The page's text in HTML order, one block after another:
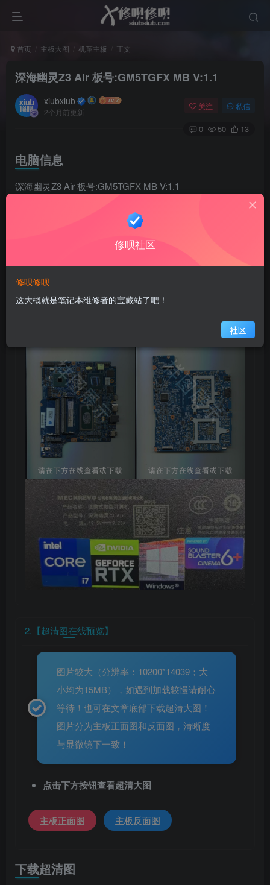
首页 主板大图 机革主板 正文
深海幽灵Z3 Air 板号:GM5TGFX MB V:1.1
xiubxiub
2个月前更新
关注 私信
0 50 13
电脑信息
深海幽灵Z3 Air 板号:GM5TGFX MB V:1.1
在线预览主板图
1.【缩略图】
2.【超清图在线预览】
图片较大（分辨率：10200*14039；大
小均为15MB），如遇到加载较慢请耐心
等待！也可在文章底部下载超清大图！
图片分为主板正面图和反面图，清晰度
与显微镜下一致！
点击下方按钮查看超清大图
主板正面图 主板反面图
下载超清图
修呗社区
修呗修呗
这大概就是笔记本维修者的宝藏站了吧！
社区